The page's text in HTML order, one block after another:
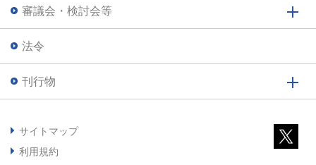
審議会・検討会等
法令
刊行物
サイトマップ
利用規約